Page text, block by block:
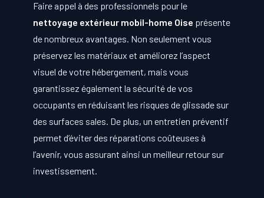
Faire appel à des professionnels pour le
nettoyage extérieur mobil-home Oise présente
de nombreux avantages. Non seulement vous
préservez les matériaux et améliorez l’aspect
visuel de votre hébergement, mais vous
garantissez également la sécurité de vos
occupants en réduisant les risques de glissade sur
des surfaces sales. De plus, un entretien préventif
permet d’éviter des réparations coûteuses à
l’avenir, vous assurant ainsi un meilleur retour sur
investissement.